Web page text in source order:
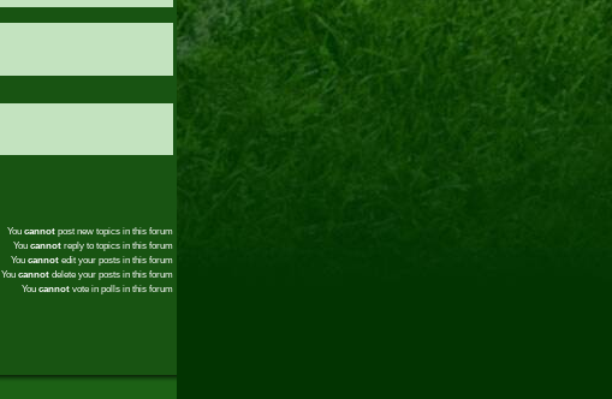
You cannotpost new topics in this forum
You cannotreply to topics in this forum
You cannotedit your posts in this forum
You cannotdelete your posts in this forum
You cannotvote in polls in this forum